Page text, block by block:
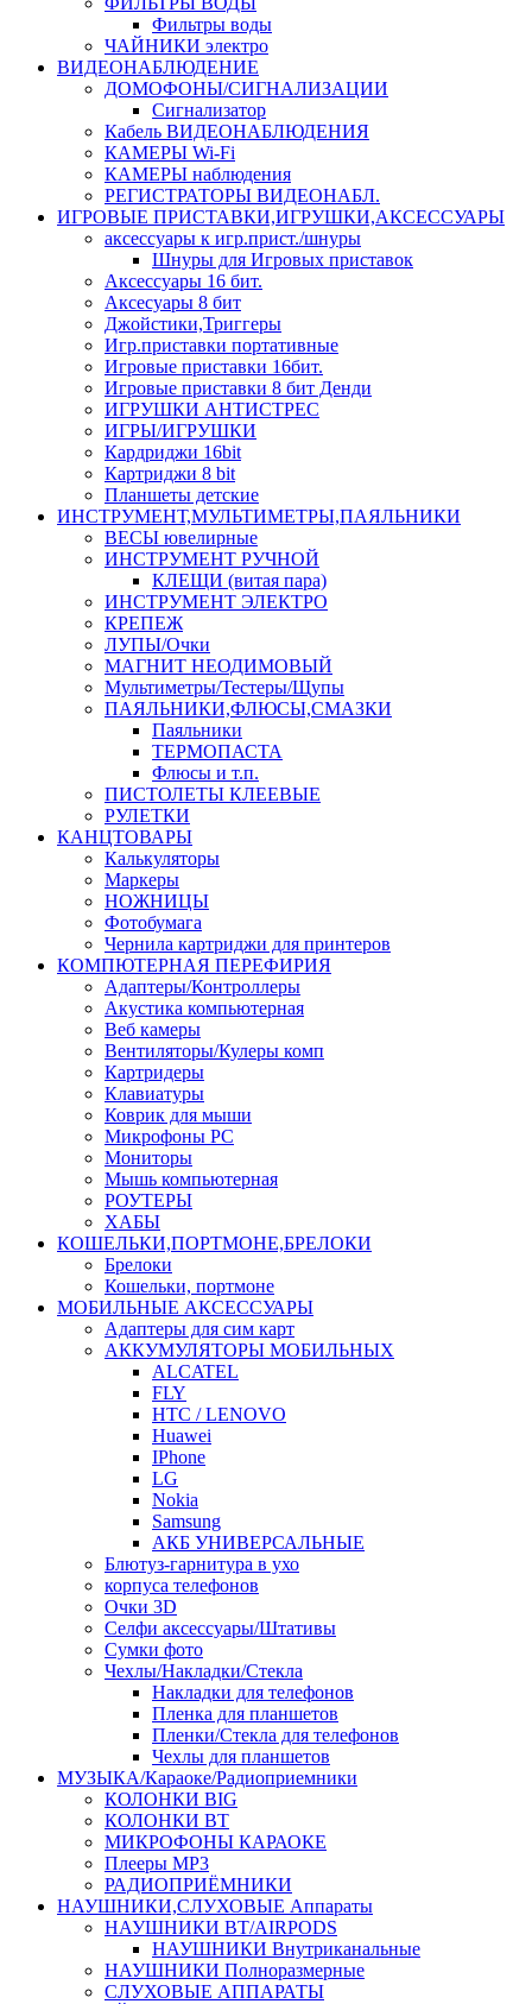
Фильтры воды
ЧАЙНИКИ электро
ВИДЕОНАБЛЮДЕНИЕ
ДОМОФОНЫ/СИГНАЛИЗАЦИИ
Сигнализатор
Кабель ВИДЕОНАБЛЮДЕНИЯ
КАМЕРЫ Wi-Fi
КАМЕРЫ наблюдения
РЕГИСТРАТОРЫ ВИДЕОНАБЛ.
ИГРОВЫЕ ПРИСТАВКИ,ИГРУШКИ,АКСЕССУАРЫ
аксесcуары к игр.прист./шнуры
Шнуры для Игровых приставок
Аксессуары 16 бит.
Аксесуары 8 бит
Джойстики,Триггеры
Игр.приставки портативные
Игровые приставки 16бит.
Игровые приставки 8 бит Денди
ИГРУШКИ АНТИСТРЕС
ИГРЫ/ИГРУШКИ
Кардриджи 16bit
Картриджи 8 bit
Планшеты детские
ИНСТРУМЕНТ,МУЛЬТИМЕТРЫ,ПАЯЛЬНИКИ
ВЕСЫ ювелирные
ИНСТРУМЕНТ РУЧНОЙ
КЛЕЩИ (витая пара)
ИНСТРУМЕНТ ЭЛЕКТРО
КРЕПЕЖ
ЛУПЫ/Очки
МАГНИТ НЕОДИМОВЫЙ
Мультиметры/Тестеры/Щупы
ПАЯЛЬНИКИ,ФЛЮСЫ,СМАЗКИ
Паяльники
ТЕРМОПАСТА
Флюсы и т.п.
ПИСТОЛЕТЫ КЛЕЕВЫЕ
РУЛЕТКИ
КАНЦТОВАРЫ
Калькуляторы
Маркеры
НОЖНИЦЫ
Фотобумага
Чернила картриджи для принтеров
КОМПЮТЕРНАЯ ПЕРЕФИРИЯ
Адаптеры/Контроллеры
Акустика компьютерная
Веб камеры
Вентиляторы/Кулеры комп
Картридеры
Клавиатуры
Коврик для мыши
Микрофоны PC
Мониторы
Мышь компьютерная
РОУТЕРЫ
ХАБЫ
КОШЕЛЬКИ,ПОРТМОНЕ,БРЕЛОКИ
Брелоки
Кошельки, портмоне
МОБИЛЬНЫЕ АКСЕССУАРЫ
Адаптеры для сим карт
АККУМУЛЯТОРЫ МОБИЛЬНЫХ
ALCATEL
FLY
HTC / LENOVO
Huawei
IPhone
LG
Nokia
Samsung
АКБ УНИВЕРСАЛЬНЫЕ
Блютуз-гарнитура в ухо
корпуса телефонов
Очки 3D
Селфи аксессуары/Штативы
Сумки фото
Чехлы/Накладки/Стекла
Накладки для телефонов
Пленка для планшетов
Пленки/Стекла для телефонов
Чехлы для планшетов
МУЗЫКА/Караоке/Радиоприемники
КОЛОНКИ BIG
КОЛОНКИ BT
МИКРОФОНЫ КАРАОКЕ
Плееры MP3
РАДИОПРИЁМНИКИ
НАУШНИКИ,СЛУХОВЫЕ Аппараты
НАУШНИКИ BT/AIRPODS
НАУШНИКИ Внутриканальные
НАУШНИКИ Полноразмерные
СЛУХОВЫЕ АППАРАТЫ